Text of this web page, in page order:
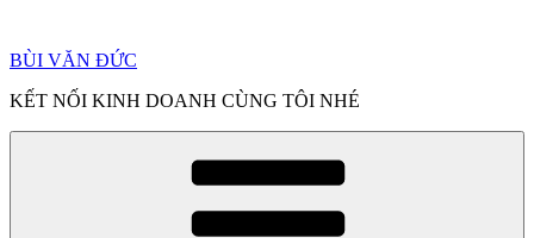
phần
dung
BÙI VĂN ĐỨC
KẾT NỐI KINH DOANH CÙNG TÔI NHÉ